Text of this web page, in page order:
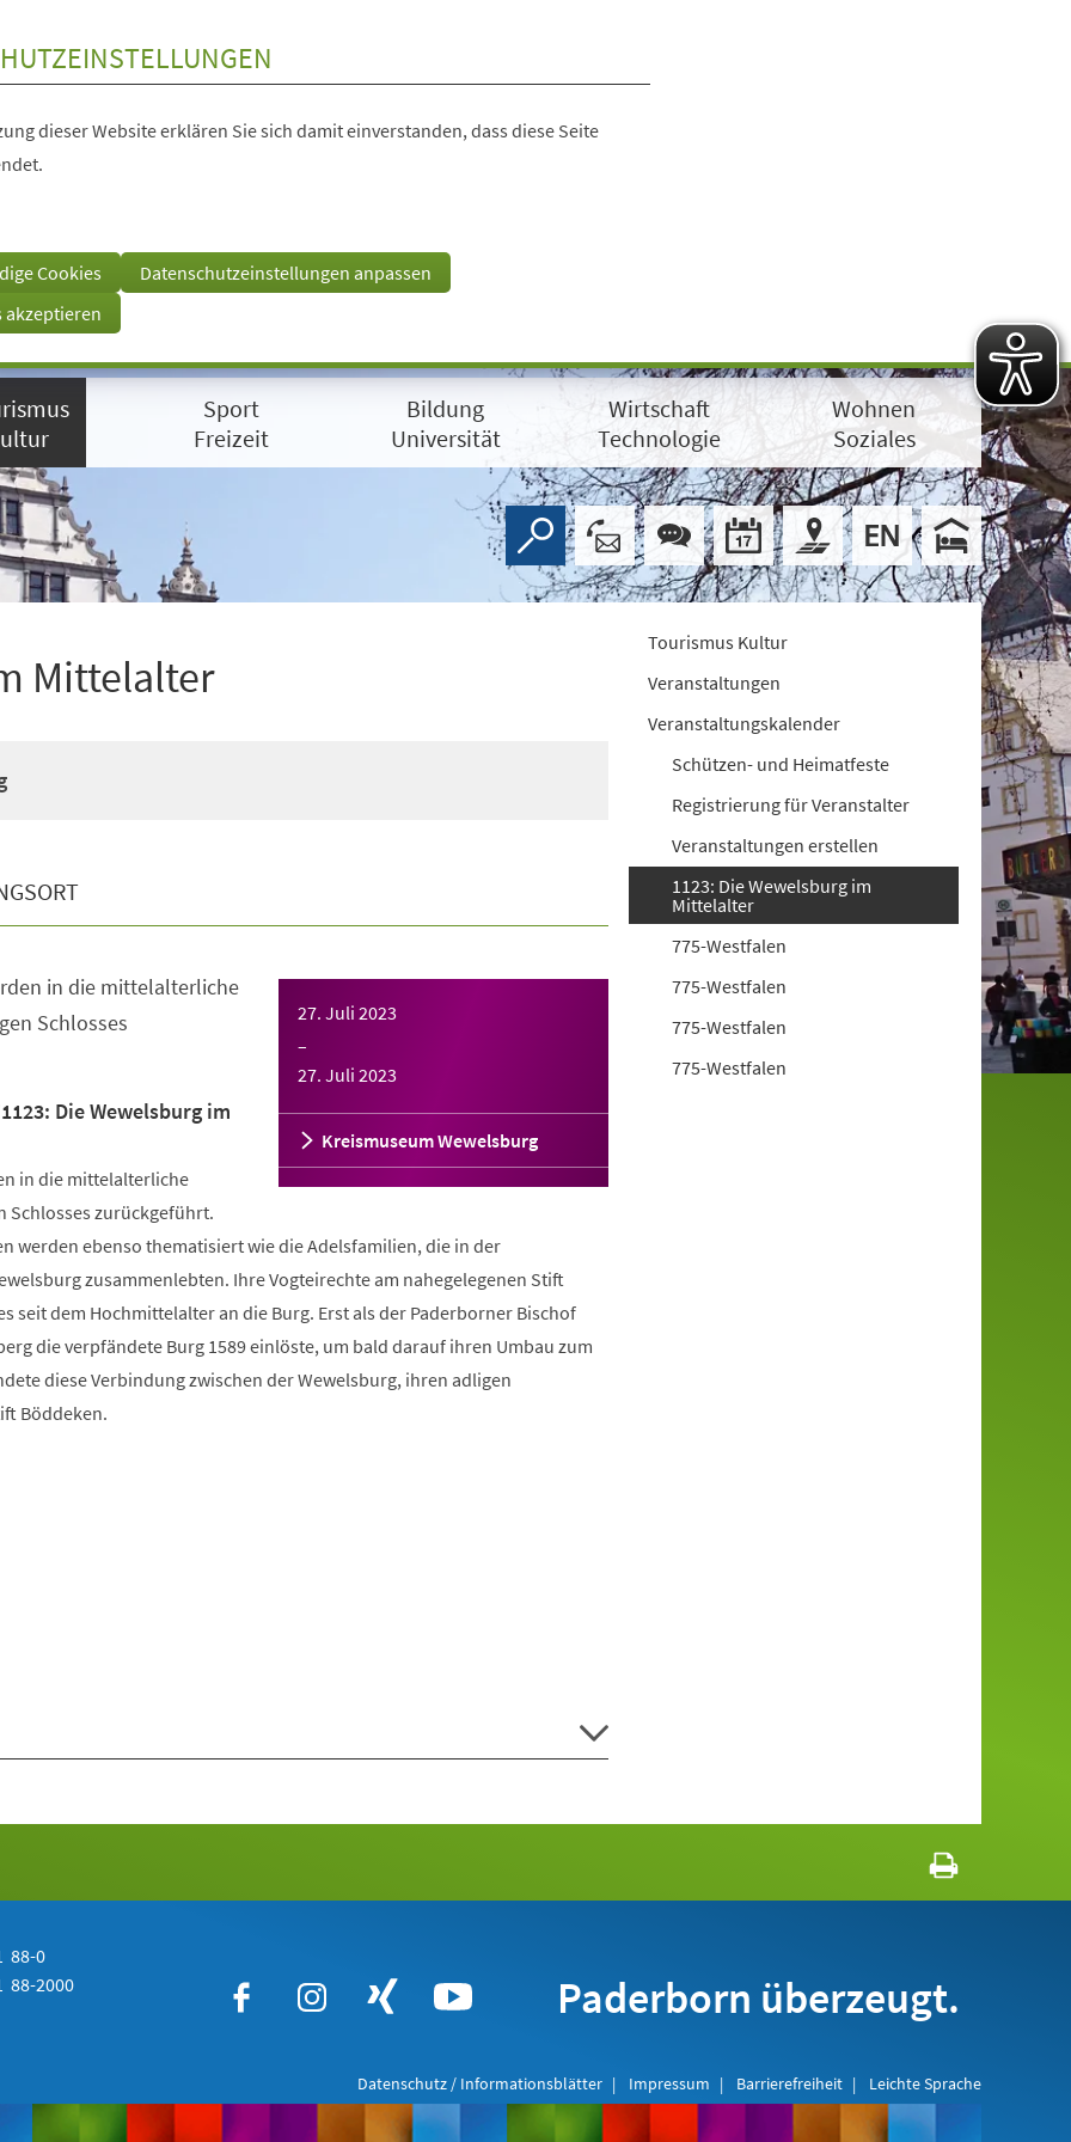
dieser Website erklären Sie sich damit einverstanden, dass diese Seite
Cookies
Datenschutzeinstellungen anpassen
akzeptieren
Sport
Freizeit
Bildung
Universität
Wirtschaft
Technologie
Wohnen
Soziales
Mittelalter
27. Juli 2023
–
27. Juli 2023
Kreismuseum Wewelsburg
in die mittelalterliche
Schlosses
Die Wewelsburg im
in die mittelalterliche
Schlosses zurückgeführt.
werden ebenso thematisiert wie die Adelsfamilien, die in der
zusammenlebten. Ihre Vogteirechte am nahegelegenen Stift
seit dem Hochmittelalter an die Burg. Erst als der Paderborner Bischof
die verpfändete Burg 1589 einlöste, um bald darauf ihren Umbau zum
diese Verbindung zwischen der Wewelsburg, ihren adligen
Böddeken.
Tourismus Kultur
Veranstaltungen
Veranstaltungskalender
Schützen- und Heimatfeste
Registrierung für Veranstalter
Veranstaltungen erstellen
1123: Die Wewelsburg im
Mittelalter
775-Westfalen
775-Westfalen
775-Westfalen
775-Westfalen
88-0
88-2000 Paderborn überzeugt.
Datenschutz / Informationsblätter Impressum Barrierefreiheit Leichte Sprache